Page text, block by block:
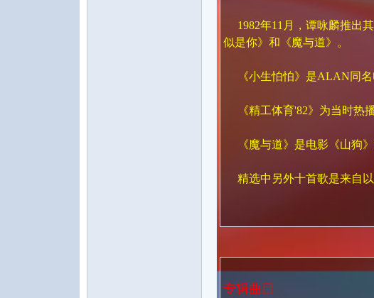
1982年11月，谭咏麟推出
似是你》和《魔与道》。
《小生怕怕》是ALAN同名
《精工体育'82》为当时热
《魔与道》是电影《山狗》
精选中另外十首歌是来自以
专辑曲目